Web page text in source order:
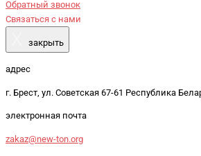
Обратный звонок
Связаться с нами
закрыть
адрес
г. Брест, ул. Советская 67-61 Республика
электронная почта
zakaz@new-ton.org